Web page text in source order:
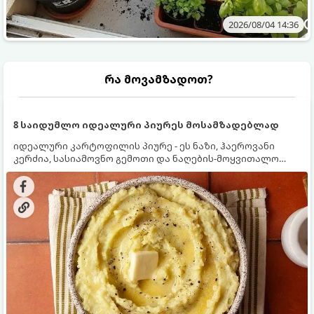
2026/08/04 14:36
რა მოვამზადოთ?
8 საიდუმლო იდეალური პიურეს მოსამზადებლად
იდეალური კარტოფილის პიურე - ეს ნაზი, ჰაეროვანი
კერძია, სასიამოვნო გემოთი და ნაღების-მოყვითალო
ფერით. მისი მომზადება ძალიან მარტივია, მაგრამ
არსებობს რამდენიმე საიდუმლო, რომლებიც უნდა
იცოდეთ, რომ პიურე იდეალურად გემრიელი გამოვიდეს.